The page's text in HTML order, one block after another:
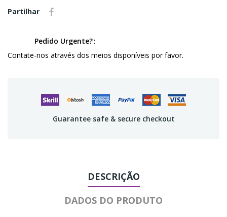
Partilhar
Pedido Urgente?
Contate-nos através dos meios disponíveis por favor.
Guarantee safe & secure checkout
DESCRIÇÃO
DADOS DO PRODUTO